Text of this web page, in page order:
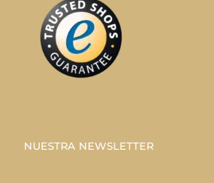
NUESTRA NEWSLETTER